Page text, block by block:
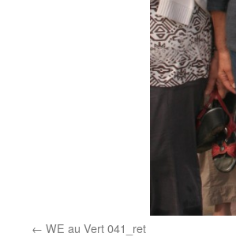
WE au Vert 041_ret